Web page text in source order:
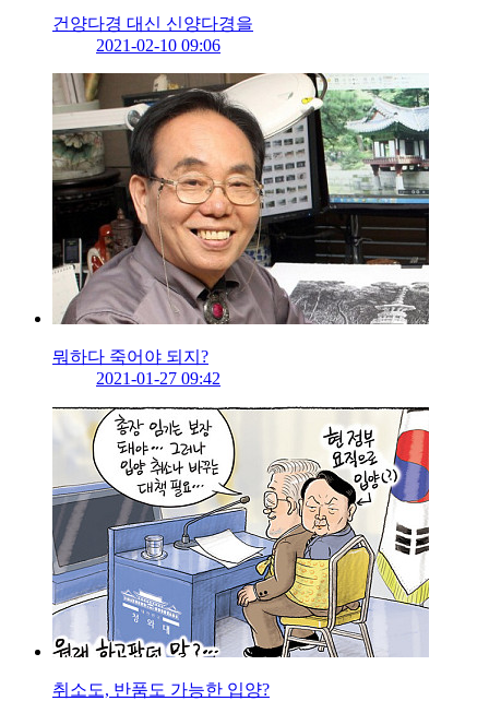
건양다경 대신 신양다경을
2021-02-10 09:06
뭐하다 죽어야 되지?
2021-01-27 09:42
취소도, 반품도 가능한 입양?